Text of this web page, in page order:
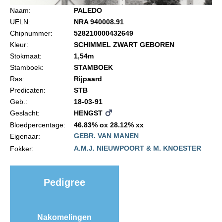
Import registratie
Veulenregistratie
Informatie overschrijven paspoort
Formulier overschrijven op naam
Animal Health Regulation
Gids voor Goede Praktijken
Marktplaats
Webshop
NRPS Select Sale
Naam:
PALEDO
UELN:
NRA 940008.91
Chipnummer:
528210000432649
Kleur:
SCHIMMEL ZWART GEBOREN
Stokmaat:
1,54m
Stamboek:
STAMBOEK
Ras:
Rijpaard
Predicaten:
STB
Geb.:
18-03-91
Geslacht:
HENGST
Bloedpercentage:
46.83% ox 28.12% xx
Eigenaar:
GEBR. VAN MANEN
Fokker:
A.M.J. NIEUWPOORT & M. KNOESTER
Pedigree
Nakomelingen